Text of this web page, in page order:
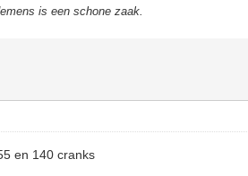
is een schone zaak.
en 140 cranks